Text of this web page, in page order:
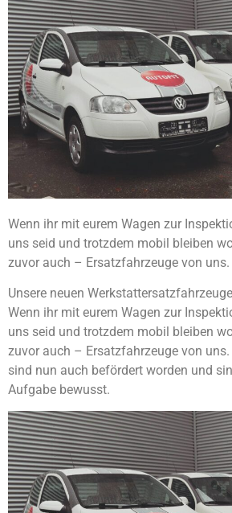
Wenn ihr mit eurem Wagen zur
uns seid und trotzdem mobil bleiben
zuvor auch – Ersatzfahrzeuge von uns.
Unsere neuen
Wenn ihr mit eurem Wagen zur
uns seid und trotzdem mobil bleiben
zuvor auch – Ersatzfahrzeuge von
sind nun auch befördert worden und
Aufgabe bewusst.